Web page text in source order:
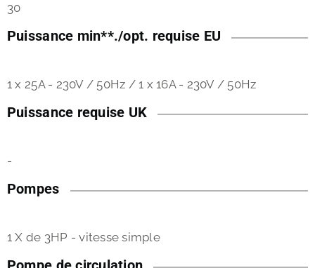
30
Puissance min**./opt. requise EU
1 x 25A - 230V / 50Hz / 1 x 16A - 230V / 50Hz
Puissance requise UK
-
Pompes
1 X de 3HP - vitesse simple